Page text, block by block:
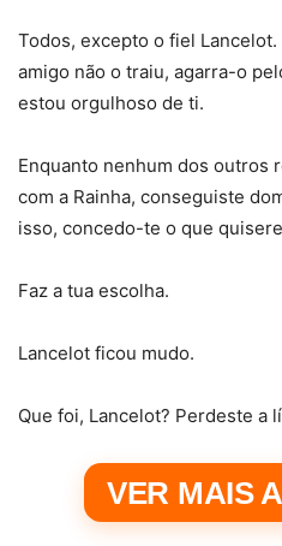
Todos, excepto o fiel
amigo não o traiu, agarra-o
estou orgulhoso de ti.
Enquanto nenhum dos outros
com a Rainha, conseguiste
isso, concedo-te o que
Faz a tua escolha.
Lancelot ficou mudo.
Que foi, Lancelot? Perdeste a
VER MAIS